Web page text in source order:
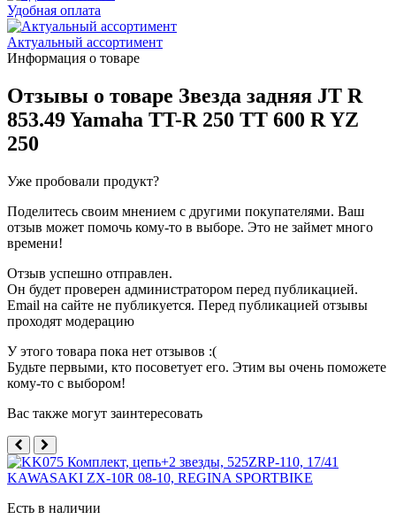
Удобная оплата
Актуальный ассортимент
Информация о товаре
Отзывы о товаре Звезда задняя JT R
853.49 Yamaha TT-R 250 TT 600 R YZ
250
Уже пробовали продукт?
Поделитесь своим мнением с другими покупателями. Ваш
отзыв может помочь кому-то в выборе. Это не займет много
времени!
Отзыв успешно отправлен.
Он будет проверен администратором перед публикацией.
Email на сайте не публикуется. Перед публикацией отзывы
проходят модерацию
У этого товара пока нет отзывов :(
Будьте первыми, кто посоветует его. Этим вы очень поможете
кому-то с выбором!
Вас также могут заинтересовать
Есть в наличии